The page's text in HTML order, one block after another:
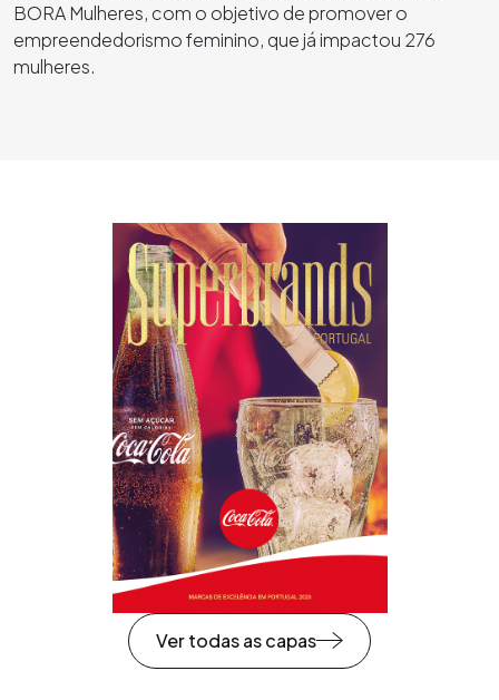
BORA Mulheres, com o objetivo de promover o
empreendedorismo feminino, que já impactou 276
mulheres.
Ver todas as capas